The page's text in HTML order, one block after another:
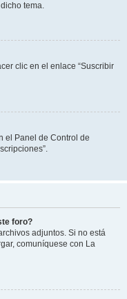
tema.
clic en el enlace “Suscribir
el Panel de Control de
foro?
adjuntos. Si no está
comuníquese con La